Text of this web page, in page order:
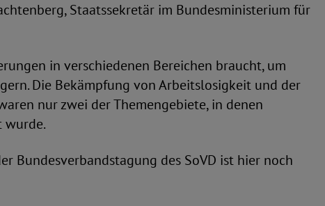
Staatssekretär im Bundesministerium für
in verschiedenen Bereichen braucht, um
Die Bekämpfung von Arbeitslosigkeit und der
nur zwei der Themengebiete, in denen
wurde.
Bundesverbandstagung des SoVD ist hier noch